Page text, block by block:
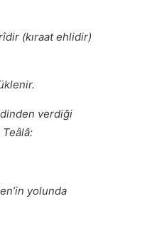
(kıraat ehlidir)
verdiği
yolunda